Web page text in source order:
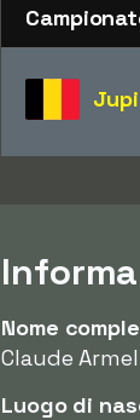
Nome
Claude
Luogo di